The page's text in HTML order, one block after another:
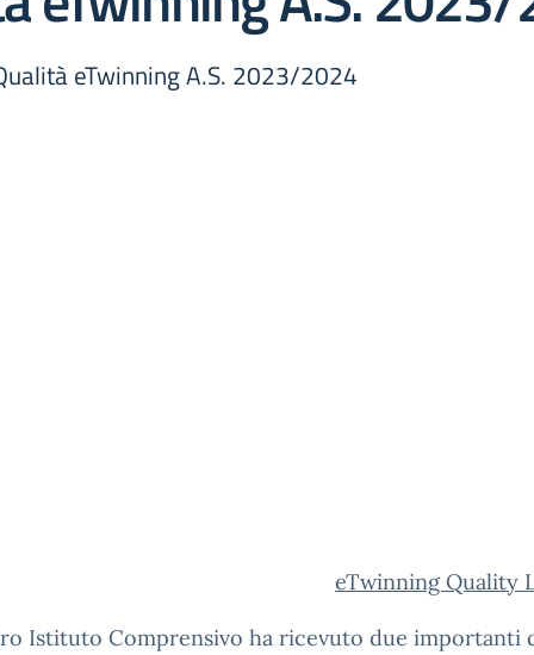
eTwinning A.S. 2023/2024
eTwinning Quality
Istituto Comprensivo ha ricevuto due importanti